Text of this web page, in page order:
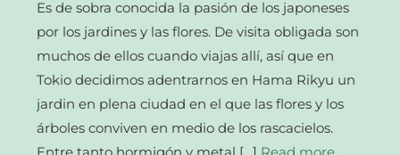
Es de sobra conocida la pasión de los japoneses
por los jardines y las flores. De visita obligada son
muchos de ellos cuando viajas allí, así que en
Tokio decidimos adentrarnos en Hama Rikyu un
jardin en plena ciudad en el que las flores y los
árboles conviven en medio de los rascacielos.